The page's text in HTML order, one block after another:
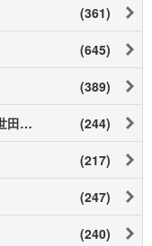
(361)
(645)
(389)
その他地域（品川区・目黒区・大田区・世田谷区） (244)
(217)
(247)
(240)